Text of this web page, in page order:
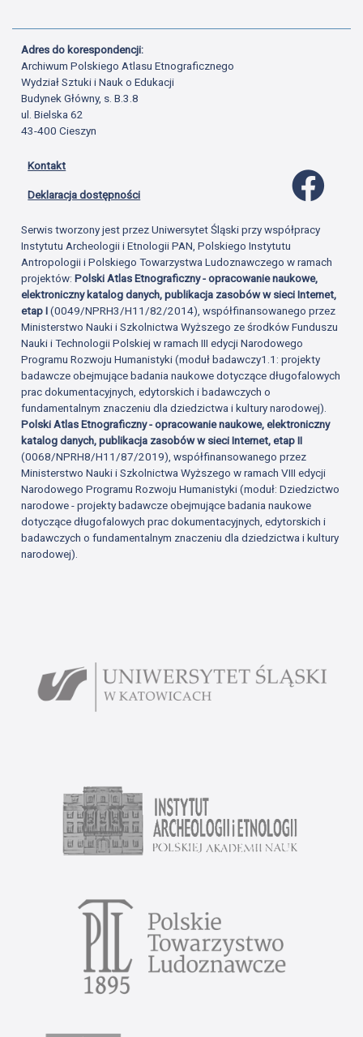
Adres do korespondencji:
Archiwum Polskiego Atlasu Etnograficznego
Wydział Sztuki i Nauk o Edukacji
Budynek Główny, s. B.3.8
ul. Bielska 62
43-400 Cieszyn
Kontakt
Deklaracja dostępności
Serwis tworzony jest przez Uniwersytet Śląski przy współpracy
Instytutu Archeologii i Etnologii PAN, Polskiego Instytutu
Antropologii i Polskiego Towarzystwa Ludoznawczego w ramach
projektów:Polski Atlas Etnograficzny - opracowanie naukowe,
elektroniczny katalog danych, publikacja zasobów w sieci Internet,
etap I(0049/NPRH3/H11/82/2014), współfinansowanego przez
Ministerstwo Nauki i Szkolnictwa Wyższego ze środków Funduszu
Nauki i Technologii Polskiej w ramach III edycji Narodowego
Programu Rozwoju Humanistyki (moduł badawczy1.1: projekty
badawcze obejmujące badania naukowe dotyczące długofalowych
prac dokumentacyjnych, edytorskich i badawczych o
fundamentalnym znaczeniu dla dziedzictwa i kultury narodowej).
Polski Atlas Etnograficzny - opracowanie naukowe, elektroniczny
katalog danych, publikacja zasobów w sieci Internet, etap II
(0068/NPRH8/H11/87/2019), współfinansowanego przez
Ministerstwo Nauki i Szkolnictwa Wyższego w ramach VIII edycji
Narodowego Programu Rozwoju Humanistyki (moduł: Dziedzictwo
narodowe - projekty badawcze obejmujące badania naukowe
dotyczące długofalowych prac dokumentacyjnych, edytorskich i
badawczych o fundamentalnym znaczeniu dla dziedzictwa i kultury
narodowej).